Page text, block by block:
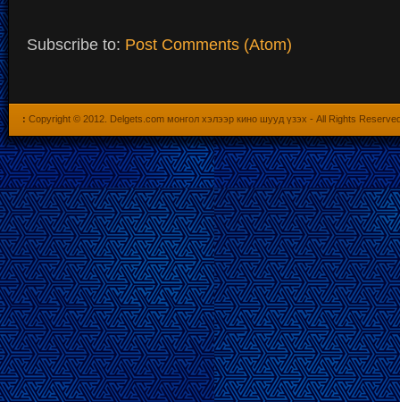
Subscribe to: Post Comments (Atom)
: Copyright © 2012. Delgets.com монгол хэлээр кино шууд үзэх - All Rights